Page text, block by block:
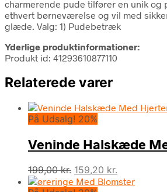
charmerende pude tilfører en unik og
ethvert børneværelse og vil med
glæde. Valg: 1) Pudebetræk
Yderlige produktinformationer:
Produkt id: 41293610877110
Relaterede varer
På Udsalg! 20%
Veninde Halskæde
199,00kr. Den
oprindelige
159,20 kr.
aktuelle